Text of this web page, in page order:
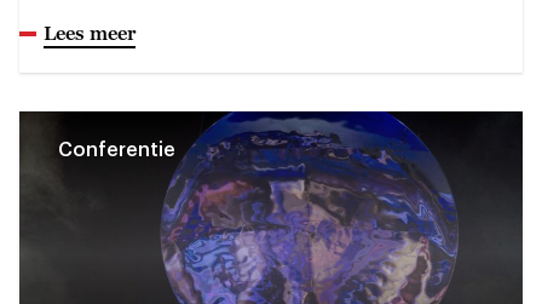
Lees meer
Conferentie